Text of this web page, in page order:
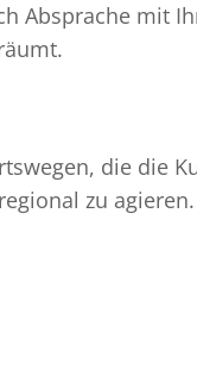
Absprache mit
die die
zu